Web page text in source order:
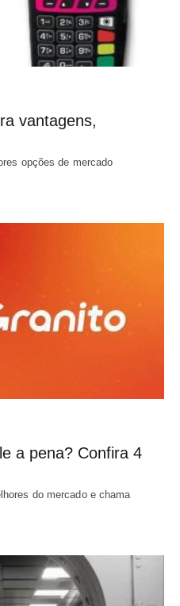
vantagens,
opções de mercado
a pena? Confira 4
do mercado e chama